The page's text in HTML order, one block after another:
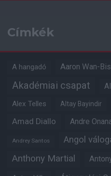
Címkék
A hangadó Aaron Wan-
Akadémiai csapat
Alex Telles Altay Bayindir
Amad Diallo Andre
Andrey Santos Angol
Anthony Martial